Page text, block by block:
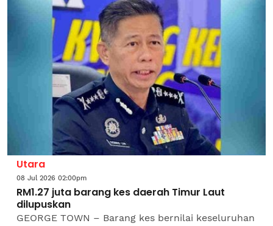
Utara
08 Jul 2026 02:00pm
RM1.27 juta barang kes daerah Timur Laut
dilupuskan
GEORGE TOWN – Barang kes bernilai keseluruhan